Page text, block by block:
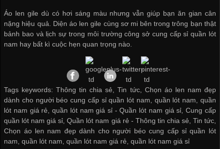
Áo len gile dù có hơi sáng màu nhưng vẫn giúp bạn ăn gian cân
nặng hiệu quả. Diện áo len gile cùng sơ mi bên trong trông bạn thật
bảnh bao và lịch sự trong môi trường công sở cung cấp sỉ quần lót
nam hay bất kì cuộc hẹn quan trọng nào.
Tags keywords: Thông tin chia sẻ, Tin tức, Chọn áo len nam đẹp
dành cho người béo cung cấp sỉ quần lót nam, quần lót nam, quần
lót nam giá rẻ, quần lót nam giá sỉ -Quần lót nam giá sỉ ,Cung cấp
quần lót nam giá sỉ ,Quần lót nam giá rẻ - Thông tin chia sẻ Tin tức,
Chọn áo len nam đẹp dành cho người béo cung cấp sỉ quần lót
nam ,quần lót nam ,quần lót nam giá rẻ ,quần lót nam giá sỉ